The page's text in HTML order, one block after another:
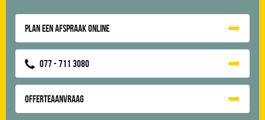
Plan een afspraak online
077 - 711 3080
Offerteaanvraag